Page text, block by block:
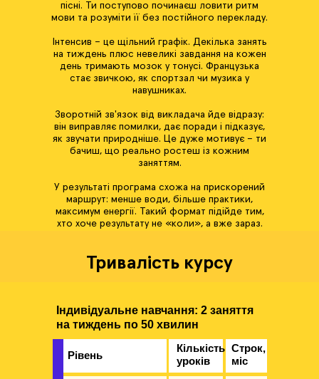
пісні. Ти поступово починаєш ловити ритм
мови та розуміти її без постійного перекладу.
Інтенсив – це щільний графік. Декілька занять
на тиждень плюс невеликі завдання на кожен
день тримають мозок у тонусі. Французька
стає звичкою, як спортзал чи музика у
навушниках.
Зворотній зв'язок від викладача йде відразу:
він виправляє помилки, дає поради і підказує,
як звучати природніше. Це дуже мотивує – ти
бачиш, що реально ростеш із кожним
заняттям.
У результаті програма схожа на прискорений
маршрут: менше води, більше практики,
максимум енергії. Такий формат підійде тим,
хто хоче результату не «коли», а вже зараз.
Тривалість курсу
Індивідуальне навчання: 2 заняття
на тиждень по 50 хвилин
Рівень
Кількість
уроків
Строк,
міс